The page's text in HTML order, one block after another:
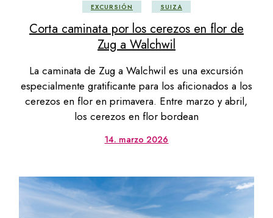
EXCURSIÓN SUIZA
Corta caminata por los cerezos en flor de
Zug a Walchwil
La caminata de Zug a Walchwil es una excursión
especialmente gratificante para los aficionados a los
cerezos en flor en primavera. Entre marzo y abril,
los cerezos en flor bordean
14. marzo 2026